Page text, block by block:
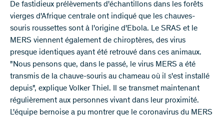
De fastidieux prélèvements d'échantillons dans les forêts
vierges d'Afrique centrale ont indiqué que les chauves-
souris roussettes sont à l'origine d'Ebola. Le SRAS et le
MERS viennent également de chiroptères, des virus
presque identiques ayant été retrouvé dans ces animaux.
"Nous pensons que, dans le passé, le virus MERS a été
transmis de la chauve-souris au chameau où il s'est installé
depuis", explique Volker Thiel. Il se transmet maintenant
régulièrement aux personnes vivant dans leur proximité.
L'équipe bernoise a pu montrer que le coronavirus du MERS